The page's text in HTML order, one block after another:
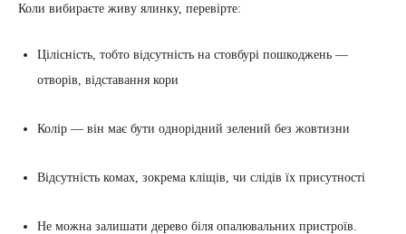
Коли вибираєте живу ялинку, перевірте:
Цілісність, тобто відсутність на стовбурі пошкоджень —
отворів, відставання кори
Колір — він має бути однорідний зелений без жовтизни
Відсутність комах, зокрема кліщів, чи слідів їх присутності
Не можна залишати дерево біля опалювальних пристроїв.